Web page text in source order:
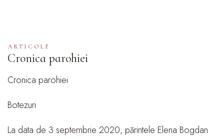
ARTICOLE
Cronica parohiei
Cronica parohiei
Botezuri
La data de 3 septembrie 2020, părintele Elena Bogdan